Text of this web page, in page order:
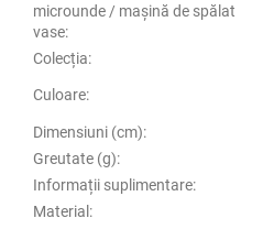
microunde / mașină de spălat
vase:
Colecția:
Culoare:
Dimensiuni (cm):
Greutate (g):
Informații suplimentare:
Material :